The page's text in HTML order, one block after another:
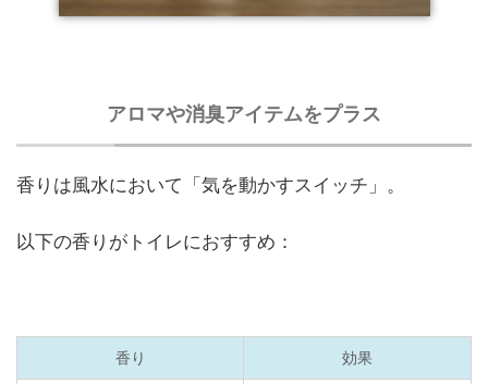
アロマや消臭アイテムをプラス
香りは風水において「気を動かすスイッチ」。
以下の香りがトイレにおすすめ：
香り 効果